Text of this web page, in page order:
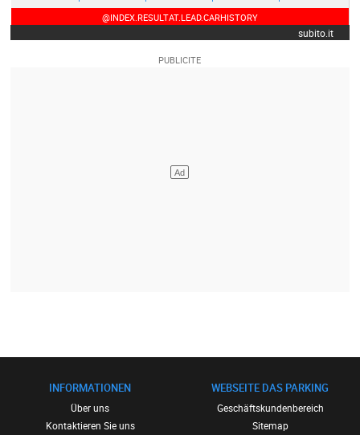
@INDEX.RESULTAT.LEAD.CARHISTORY
subito.it
INFORMATIONEN
Über uns
Kontaktieren Sie uns
WEBSEITE DAS PARKING
Geschäftskundenbereich
Sitemap